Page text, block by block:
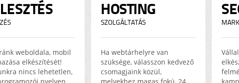
weboldala, mobil
elkészítését!
nincs lehetetlen,
HOSTING
SZOLGÁLTATÁS
Ha webtárhelyre van
szüksége, válasszon kedvező
csomagjaink közül,